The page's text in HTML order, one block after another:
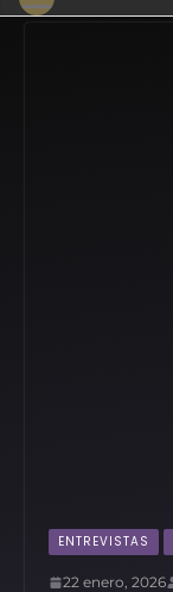
ENTREVISTAS
22 enero, 2026